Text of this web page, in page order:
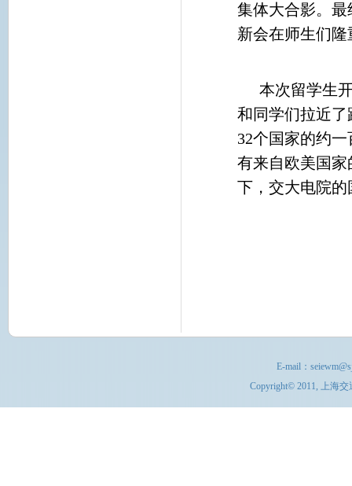
集体大合影。
新会在师生们
本次留学生
和同学们拉近
32个国家的约一
有来自欧美国
下，交大电院
E-mail：
Copyright© 2011, 上海